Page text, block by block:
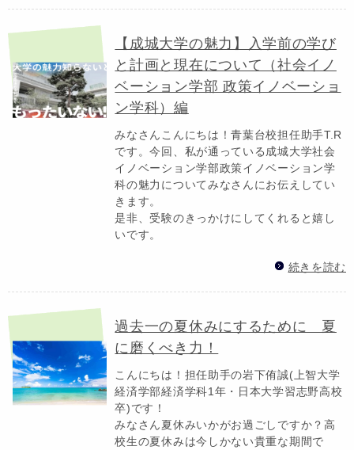
【成城大学の魅力】入学前の学び
と計画と現在について（社会イノ
ベーション学部 政策イノベーショ
ン学科）編
みなさんこんにちは！青葉台校担任助手T.R
です。今回、私が通っている成城大学社会
イノベーション学部政策イノベーション学
科の魅力についてみなさんにお伝えしてい
きます。
是非、受験のきっかけにしてくれると嬉し
いです。
続きを読む
過去一の夏休みにするために 夏
に磨くべき力！
こんにちは！担任助手の岩下侑誠(上智大学
経済学部経済学科1年・日本大学習志野高校
卒)です！
みなさん夏休みいかがお過ごしですか？高
校生の夏休みは今しかない貴重な期間で